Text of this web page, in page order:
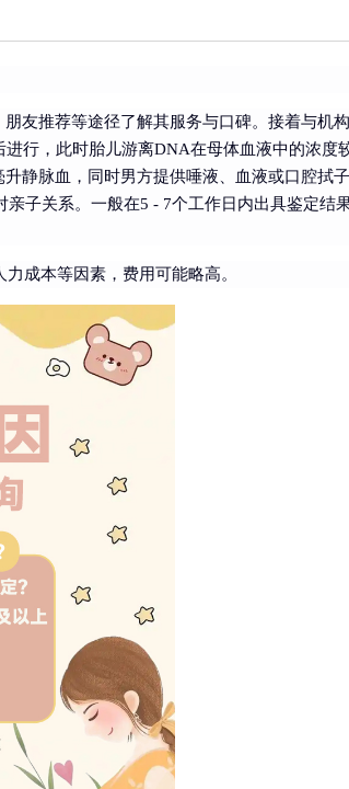
友推荐等途径了解其服务与口碑。接着与机
行，此时胎儿游离DNA在母体血液中的浓度
静脉血，同时男方提供唾液、血液或口腔拭
子关系。一般在5 - 7个工作日内出具鉴定结
成本等因素，费用可能略高。